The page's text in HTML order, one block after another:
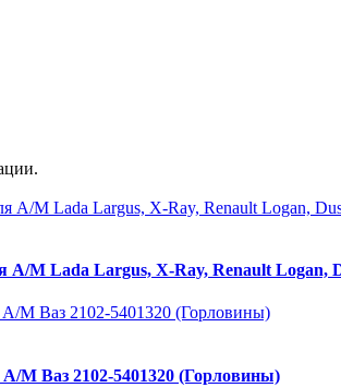
А/М Lada Largus, X-Ray, Renault Logan,
М Ваз 2102-5401320 (Горловины)